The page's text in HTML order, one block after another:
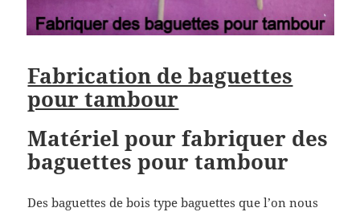
Fabrication de baguettes
pour tambour
Matériel pour fabriquer des
baguettes pour tambour
Des baguettes de bois type baguettes que l’on nous